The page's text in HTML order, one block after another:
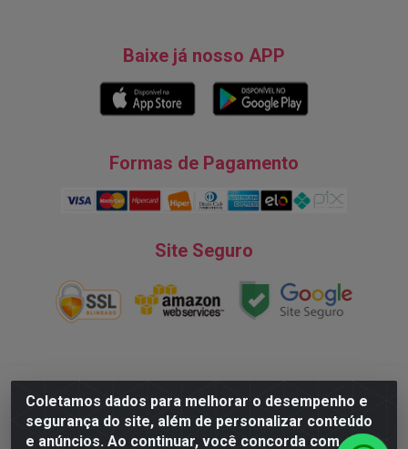
Coletamos dados para melhorar o desempenho e
segurança do site, além de personalizar conteúdo
e anúncios. Ao continuar, você concorda com
Baixe já nosso APP
Formas de Pagamento
Site Seguro
Natureza Comércio de Descartáveis LTDA - Endereço: Av. do
Turismo, 28, Tarumã - CNPJ:08.038.545/0001-07 © 2016
Todos dos direitos reservados.